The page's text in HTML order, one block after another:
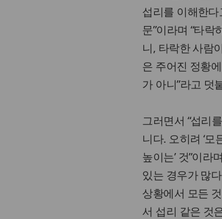
섭리를 이해한
문”이라며 “타
니, 타락한 사람
은 주어진 정황
가 아니”라고 덧
그러면서 “섭리
니다. 오히려 ‘
높이는’ 것”이
있는 경우가 많
상황에서 모든
서 섭리 같은 것